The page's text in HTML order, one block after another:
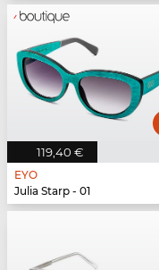
119,40 €
EYO
Julia Starp - 01